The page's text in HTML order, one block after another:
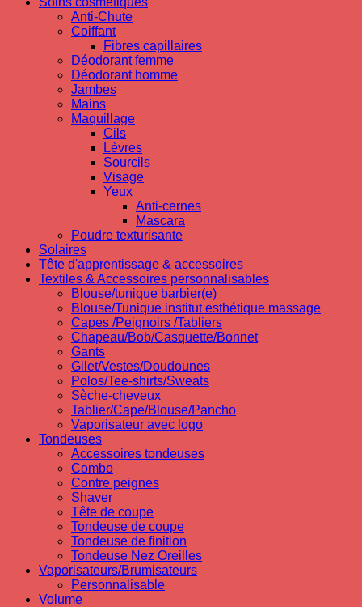
Anti-Chute
Coiffant
Fibres capillaires
Déodorant femme
Déodorant homme
Jambes
Mains
Maquillage
Cils
Lèvres
Sourcils
Visage
Yeux
Anti-cernes
Mascara
Poudre texturisante
Solaires
Tête d'apprentissage & accessoires
Textiles & Accessoires personnalisables
Blouse/tunique barbier(e)
Blouse/Tunique institut esthétique massage
Capes /Peignoirs /Tabliers
Chapeau/Bob/Casquette/Bonnet
Gants
Gilet/Vestes/Doudounes
Polos/Tee-shirts/Sweats
Sèche-cheveux
Tablier/Cape/Blouse/Pancho
Vaporisateur avec logo
Tondeuses
Accessoires tondeuses
Combo
Contre peignes
Shaver
Tête de coupe
Tondeuse de coupe
Tondeuse de finition
Tondeuse Nez Oreilles
Vaporisateurs/Brumisateurs
Personnalisable
Volume